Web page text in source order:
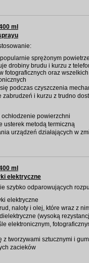
ml
sprężonym
drobiny brudu i kurzu z
fotograficznych oraz
podczas czyszczenia
zabrudzeń i kurzu z trudno
powierzchni
usterek metodą termiczną
urządzeń działających w
ml
elektryczne
szybko odparowujących
elektryczne
naloty i olej, które wraz z
(wysoką
elektronicznym,
z tworzywami sztucznymi i
zacieków